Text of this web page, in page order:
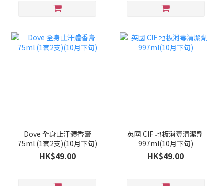
Dove 全身止汗體香膏
75ml (1套2支)(10月下旬)
HK$49.00
英國 CIF 地板消毒清潔劑
997ml(10月下旬)
HK$49.00